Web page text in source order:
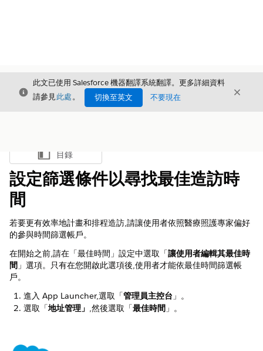
結束
此文已使用 Salesforce 機器翻譯系統翻譯。更多詳細資料
請參見此處。 切換至英文 不要現在 結束
顯示目錄
目錄
設定篩選條件以尋找最佳造訪時
間
若要更有效率地計畫和排程造訪,請讓使用者依照醫療照護專家偏好
的參與時間篩選帳戶。
在開始之前,請在「最佳時間」設定中選取「讓使用者編輯其最佳時
間 」選項。只有在您開啟此選項後,使用者才能依最佳時間篩選帳
戶。
進入 App Launcher,選取「管理員主控台 」。
選取「地址管理」 ,然後選取「最佳時間 」。
戶」。